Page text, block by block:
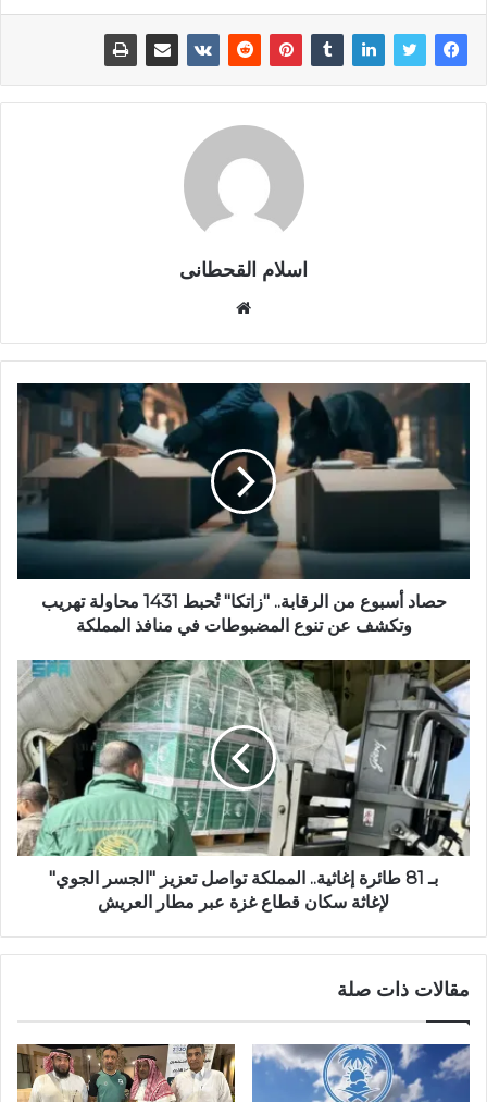
اسلام القحطانى
ق
ع
ا
و
ب
حصاد أسبوع من الرقابة.. "زاتكا" تُحبط 1431 محاولة تهريب
وتكشف عن تنوع المضبوطات في منافذ المملكة
بـ 81 طائرة إغاثية.. المملكة تواصل تعزيز "الجسر الجوي"
لإغاثة سكان قطاع غزة عبر مطار العريش
مقالات ذات صلة